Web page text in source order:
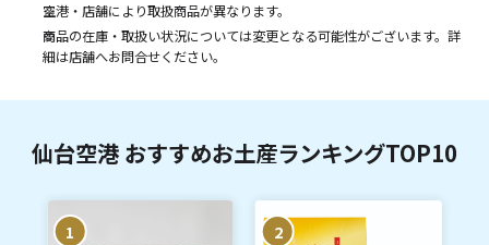
空港・店舗により取扱商品が異なります。
商品の在庫・取扱い状況については変更となる可能性がございます。詳
細は店舗へお問合せください。
仙台空港 おすすめお土産ランキングTOP10
1 2